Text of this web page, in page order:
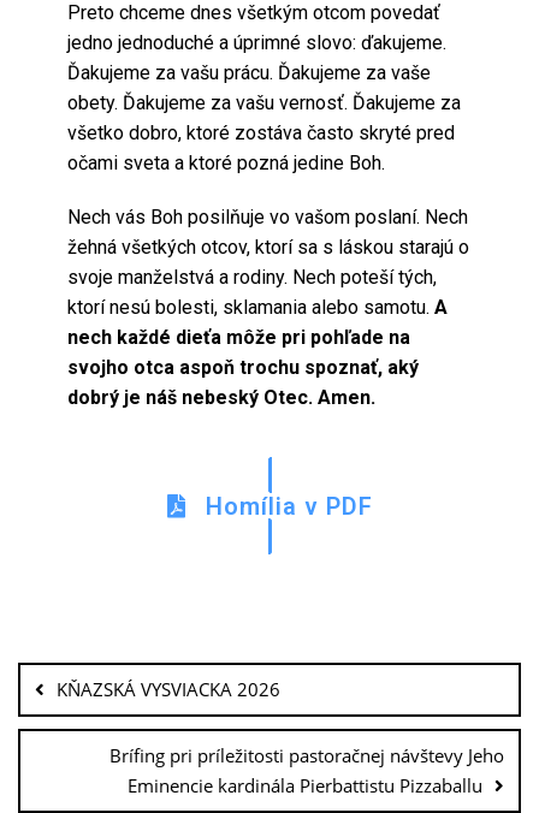
Preto chceme dnes všetkým otcom povedať
jedno jednoduché a úprimné slovo: ďakujeme.
Ďakujeme za vašu prácu. Ďakujeme za vaše
obety. Ďakujeme za vašu vernosť. Ďakujeme za
všetko dobro, ktoré zostáva často skryté pred
očami sveta a ktoré pozná jedine Boh.
Nech vás Boh posilňuje vo vašom poslaní. Nech
žehná všetkých otcov, ktorí sa s láskou starajú o
svoje manželstvá a rodiny. Nech poteší tých,
ktorí nesú bolesti, sklamania alebo samotu. A
nech každé dieťa môže pri pohľade na
svojho otca aspoň trochu spoznať, aký
dobrý je náš nebeský Otec. Amen.
Homília v PDF
KŇAZSKÁ VYSVIACKA 2026
Brífing pri príležitosti pastoračnej návštevy Jeho
Eminencie kardinála Pierbattistu Pizzaballu